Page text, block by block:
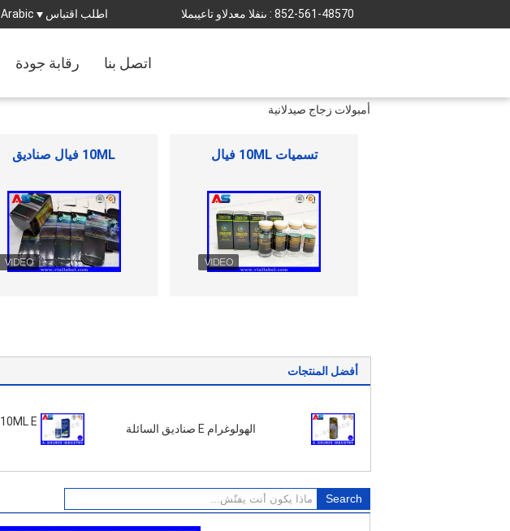
المبيعات والدعم الفنى : 852-561-48570 اطلب اقتباس Arabic
رقابة جودة اتصل بنا
أمبولات زجاج صيدلانية
قوارير الزجاج الصغيرة الوجه قبالة كاب
أفضل المنتجات
الهولوغرام E صناديق السائلة